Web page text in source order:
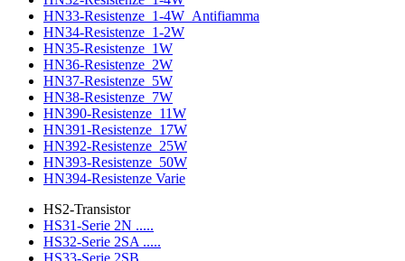
HN33-Resistenze_1-4W_Antifiamma
HN34-Resistenze_1-2W
HN35-Resistenze_1W
HN36-Resistenze_2W
HN37-Resistenze_5W
HN38-Resistenze_7W
HN390-Resistenze_11W
HN391-Resistenze_17W
HN392-Resistenze_25W
HN393-Resistenze_50W
HN394-Resistenze Varie
HS2-Transistor
HS31-Serie 2N .....
HS32-Serie 2SA .....
HS33-Serie 2SB .....